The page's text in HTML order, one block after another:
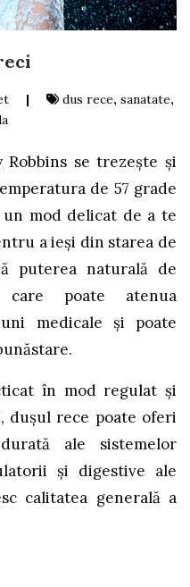
| dus rece, sanatate,
se trezește și
de 57 grade
mod delicat de a te
a ieși din starea de
puterea naturală de
poate atenua
medicale și poate
în mod regulat și
dușul rece poate oferi
ale sistemelor
și digestive ale
calitatea generală a